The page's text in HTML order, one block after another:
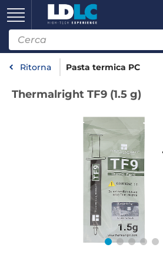
Ritorna Pasta termica PC
Thermalright TF9 (1.5 g)